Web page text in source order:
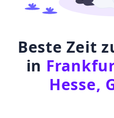
Beste Zeit
in
Hesse,